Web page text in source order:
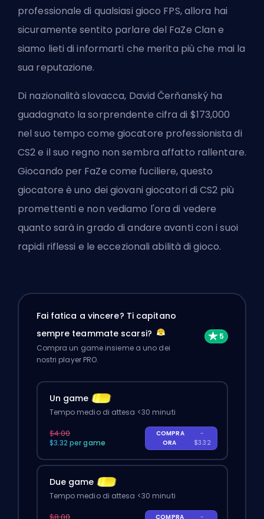
professionale di qualsiasi gioco FPS, allora hai
sicuramente sentito parlare del FaZe Clan e
siamo lieti di informarti che merita più che mai la
sua reputazione.
Di nazionalità slovacca, David Čerňanský ha
guadagnato la sorprendente cifra di $173,000
nel suo tempo come giocatore professionista di
CS2 e il suo regno non sembra affatto rallentare.
Giocando per FaZe come fuciliere, questo
giocatore è uno dei giovani giocatori di CS2 più
promettenti e non vediamo l'ora di vedere
quanto sarà in grado di andare avanti con i suoi
rapidi riflessi e le eccezionali abilità di gioco.
Fai fatica a vincere? Ti capitano
sempre teammate scarsi?
Compra un game insieme a uno dei
nostri player PRO.
Un game
Tempo medio di attesa <30 minuti
$4.00
$3.32 per game
COMPRA
ORA
-
$3.32
Due game
Tempo medio di attesa <30 minuti
$8.00 COMPRA -